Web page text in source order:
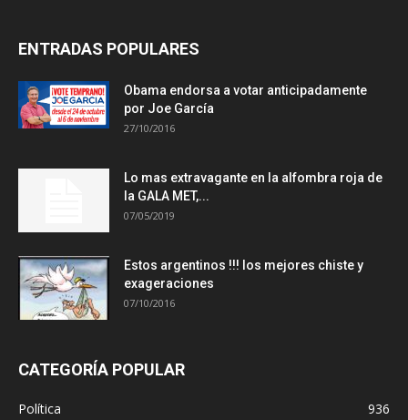
ENTRADAS POPULARES
Obama endorsa a votar anticipadamente
por Joe García
27/10/2016
Lo mas extravagante en la alfombra roja de
la GALA MET,...
07/05/2019
Estos argentinos !!! los mejores chiste y
exageraciones
07/10/2016
CATEGORÍA POPULAR
Política
936